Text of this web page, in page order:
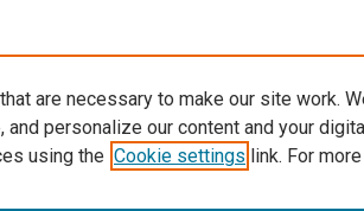
are necessary to make our site work.
and personalize our content and your
using the Cookie settings link. For